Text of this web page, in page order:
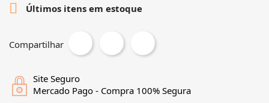
 Últimos itens em estoque
Compartilhar
Site Seguro
Mercado Pago - Compra 100% Segura